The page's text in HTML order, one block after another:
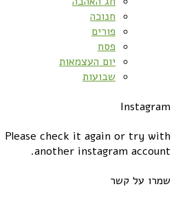
חנוכה
פורים
פסח
יום העצמאות
שבועות
Instagram
Please check it again or try with
another instagram account.
שמרו על קשר